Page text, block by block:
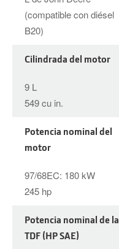
(compatible con diésel
B20)
Cilindrada del motor
9 L
549 cu in.
Potencia nominal del
motor
97/68EC: 180 kW
245 hp
Potencia nominal de la
TDF (HP SAE)